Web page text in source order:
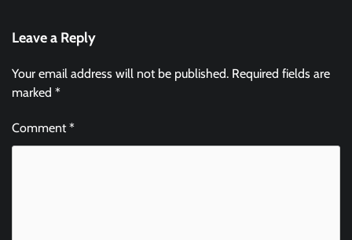
Leave a Reply
Your email address will not be published. Required fields are
marked *
Comment*